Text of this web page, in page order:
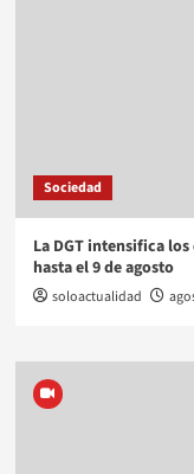
Sociedad
La DGT intensifica
hasta el 9 de agosto
soloactualidad